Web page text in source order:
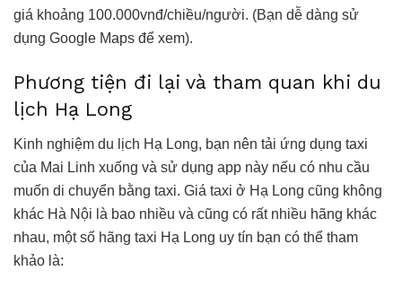
giá khoảng 100.000vnđ/chiều/người. (Bạn dễ dàng sử
dụng Google Maps để xem).
Phương tiện đi lại và tham quan khi du
lịch Hạ Long
Kinh nghiệm du lịch Hạ Long, bạn nên tải ứng dụng taxi
của Mai Linh xuống và sử dụng app này nếu có nhu cầu
muốn di chuyển bằng taxi. Giá taxi ở Hạ Long cũng không
khác Hà Nội là bao nhiều và cũng có rất nhiều hãng khác
nhau, một số hãng taxi Hạ Long uy tín bạn có thể tham
khảo là: